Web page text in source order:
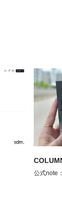
公式note